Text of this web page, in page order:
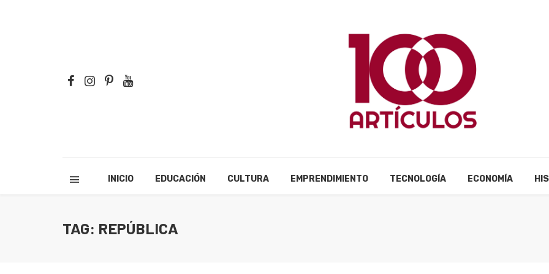
INICIO EDUCACIÓN CULTURA EMPRENDIMIENTO TECNOLOGÍA ECONOMÍA
TAG: REPÚBLICA